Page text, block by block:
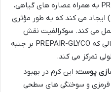
سوکرالفیت و PREPAIR-GLYCO به همراه عصاره های گیاهی،
ایجاد می کند که به طور مؤثری
می کند. سوکرالفیت نقش
حفاظتی و ترمیمی دارد، در حالی که PREPAIR-GLYCO بر جنبه
تمرکز می کند.
پوست: این کرم در بهبود
قرمزی و سوختگی های سطحی